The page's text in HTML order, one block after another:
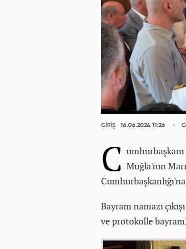
GİRİŞ 16.06.2024 11:26
C Muğla'nın
Bayram namazı
ve protokolle